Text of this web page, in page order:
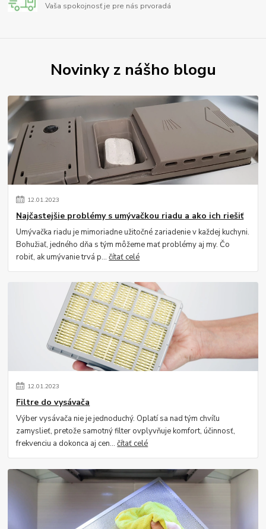
Vaša spokojnosť je pre nás prvoradá
Novinky z nášho blogu
12.01.2023
Najčastejšie problémy s umývačkou riadu a ako ich riešiť
Umývačka riadu je mimoriadne užitočné zariadenie v každej kuchyni.
Bohužiaľ, jedného dňa s tým môžeme mať problémy aj my. Čo
robiť, ak umývanie trvá p...čítať celé
12.01.2023
Filtre do vysávača
Výber vysávača nie je jednoduchý. Oplatí sa nad tým chvíľu
zamyslieť, pretože samotný filter ovplyvňuje komfort, účinnosť,
frekvenciu a dokonca aj cen...čítať celé